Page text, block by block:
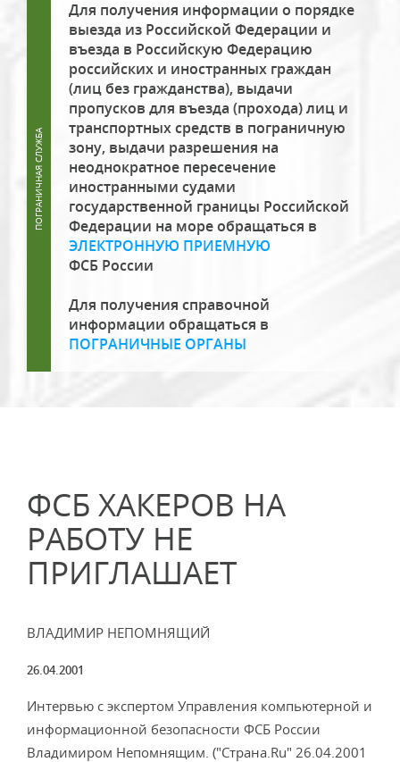
Для получения информации о порядке
выезда из Российской Федерации и
въезда в Российскую Федерацию
российских и иностранных граждан
(лиц без гражданства), выдачи
пропусков для въезда (прохода) лиц и
транспортных средств в пограничную
зону, выдачи разрешения на
неоднократное пересечение
иностранными судами
государственной границы Российской
Федерации на море обращаться в
ЭЛЕКТРОННУЮ ПРИЕМНУЮ
ФСБ России
Для получения справочной
информации обращаться в
ПОГРАНИЧНЫЕ ОРГАНЫ
ФСБ ХАКЕРОВ НА
РАБОТУ НЕ
ПРИГЛАШАЕТ
ВЛАДИМИР НЕПОМНЯЩИЙ
26.04.2001
Интервью с экспертом Управления компьютерной и
информационной безопасности ФСБ России
Владимиром Непомнящим. ("Страна.Ru" 26.04.2001